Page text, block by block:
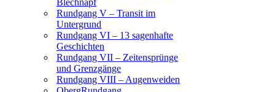
Blechnapf
Rundgang V – Transit im
Untergrund
Rundgang VI – 13 sagenhafte
Geschichten
Rundgang VII – Zeitensprünge
und Grenzgänge
Rundgang VIII – Augenweiden